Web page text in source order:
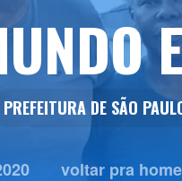
PREFEITURA DE SÃO
voltar pra home